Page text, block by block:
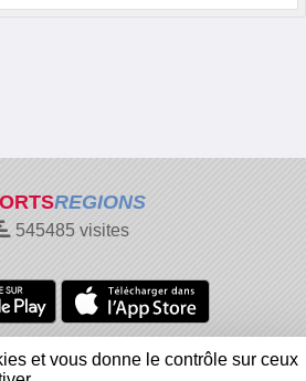
REGIONS
545485 visites
Gestion des cookies
Signaler un contenu inapproprié
et vous donne le contrôle sur ceux